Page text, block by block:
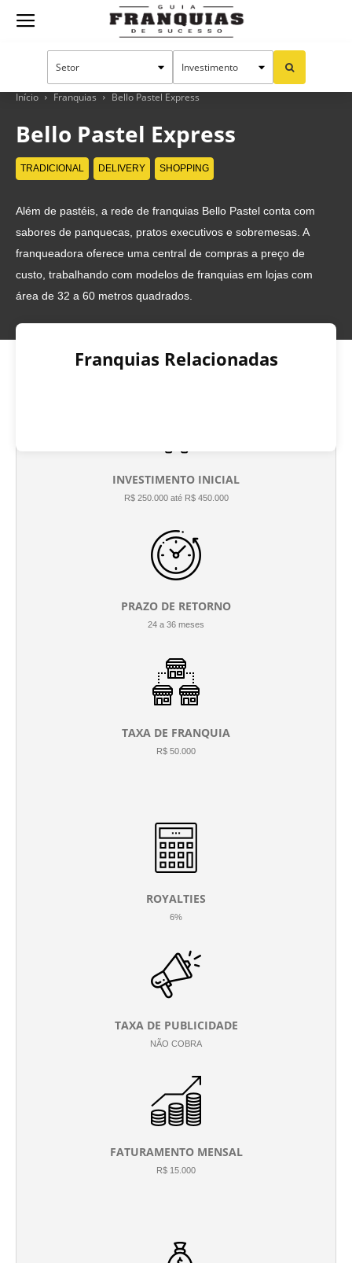
Guia
Franquias
Sucesso
Início Franquias Bello Pastel Express
Bello Pastel Express
TRADICIONAL DELIVERY SHOPPING
Além de pastéis, a rede de franquias Bello Pastel conta com
sabores de panquecas, pratos executivos e sobremesas. A
franqueadora oferece uma central de compras a preço de
custo, trabalhando com modelos de franquias em lojas com
área de 32 a 60 metros quadrados.
Franquias Relacionadas
INVESTIMENTO INICIAL
R$ 250.000 até R$ 450.000
PRAZO DE RETORNO
24 a 36 meses
TAXA DE FRANQUIA
R$ 50.000
ROYALTIES
6%
TAXA DE PUBLICIDADE
NÃO COBRA
FATURAMENTO MENSAL
R$ 15.000